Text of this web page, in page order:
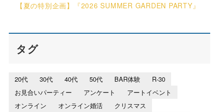
【夏の特別企画】『2026 SUMMER GARDEN PARTY』
タグ
20代 30代 40代 50代 BAR体験
R-30
お見合いパーティー
アンケート
アートイベント
オンライン
オンライン婚活
クリスマス